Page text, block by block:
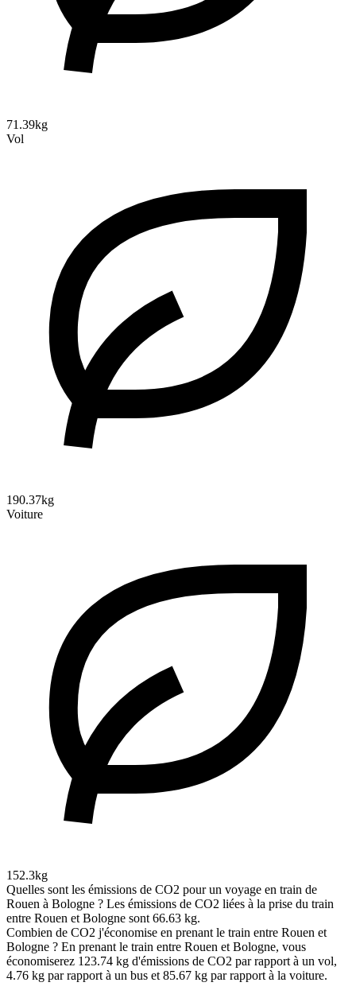
71.39kg
Vol
190.37kg
Voiture
152.3kg
Quelles sont les émissions de CO2 pour un voyage en train de
Rouen à Bologne ? Les émissions de CO2 liées à la prise du train
entre Rouen et Bologne sont 66.63 kg.
Combien de CO2 j'économise en prenant le train entre Rouen et
Bologne ? En prenant le train entre Rouen et Bologne, vous
économiserez 123.74 kg d'émissions de CO2 par rapport à un vol,
4.76 kg par rapport à un bus et 85.67 kg par rapport à la voiture.